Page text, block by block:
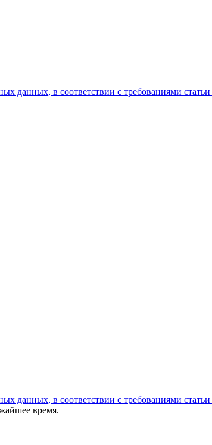
данных, в соответствии с требованиями
данных, в соответствии с требованиями
время.